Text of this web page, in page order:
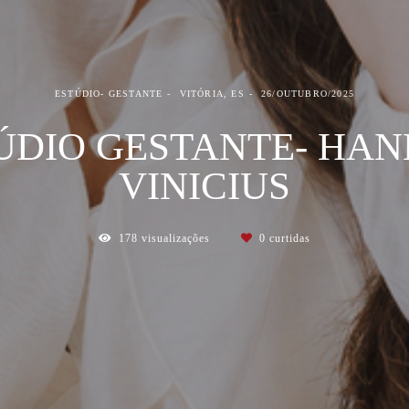
ESTÚDIO- GESTANTE VITÓRIA, ES 26/OUTUBRO/2025
GESTANTE-
VINICIUS
178 visualizações 0 curtidas